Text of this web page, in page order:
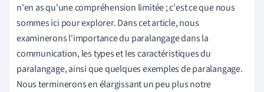
n'en as qu'une compréhension limitée ; c'est ce que nous
sommes ici pour explorer. Dans cet article, nous
examinerons l'importance du paralangage dans la
communication, les types et les caractéristiques du
paralangage, ainsi que quelques exemples de paralangage.
Nous terminerons en élargissant un peu plus notre